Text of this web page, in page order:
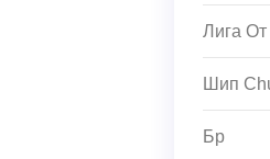
Лига От
Шип
Бр